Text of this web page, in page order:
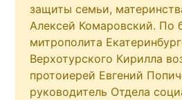
защиты семьи,
Алексей Комаровский. По
митрополита
Верхотурского Кирилла
протоиерей Евгений
руководитель Отдела